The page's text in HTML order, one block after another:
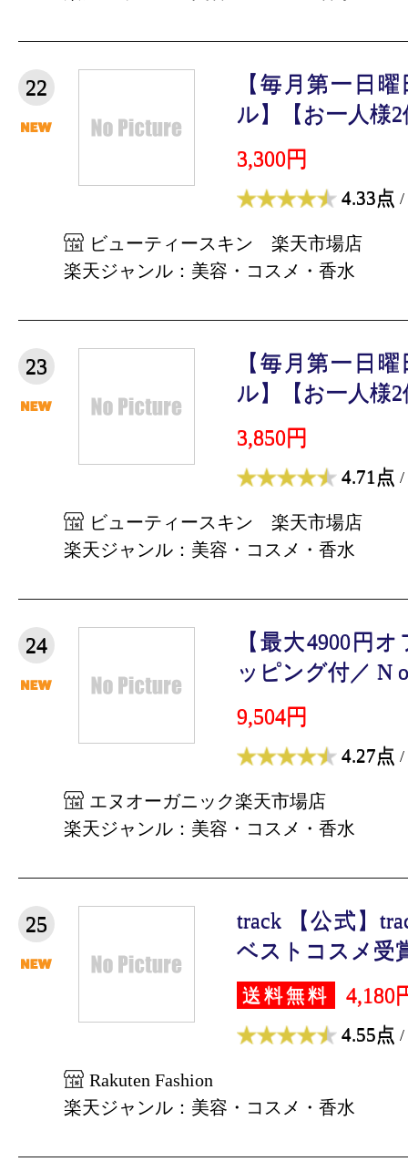
22
【毎月第一日
ル】【お一人様
3,300円
4.33点 /
ビューティースキン 楽天市場店
楽天ジャンル：美容・コスメ・香水
23
【毎月第一日
ル】【お一人様
3,850円
4.71点 /
ビューティースキン 楽天市場店
楽天ジャンル：美容・コスメ・香水
24
【最大4900円
ッピング付／ N
9,504円
4.27点 /
エヌオーガニック楽天市場店
楽天ジャンル：美容・コスメ・香水
25
track 【公式】
ベストコスメ受
送料無料 4,180
4.55点 /
Rakuten Fashion
楽天ジャンル：美容・コスメ・香水